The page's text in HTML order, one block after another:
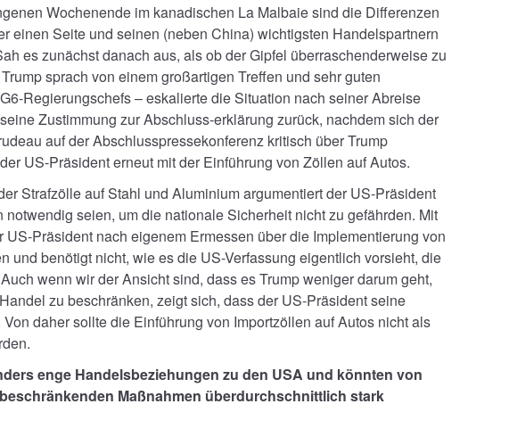
Wochenende im kanadischen La Malbaie sind die Differenzen
einen Seite und seinen (neben China) wichtigsten Handelspartnern
es zunächst danach aus, als ob der Gipfel überraschenderweise zu
sprach von einem großartigen Treffen und sehr guten
Regierungschefs – eskalierte die Situation nach seiner Abreise
Zustimmung zur Abschluss-erklärung zurück, nachdem sich der
auf der Abschlusspressekonferenz kritisch über Trump
US-Präsident erneut mit der Einführung von Zöllen auf Autos.
Strafzölle auf Stahl und Aluminium argumentiert der US-Präsident
seien, um die nationale Sicherheit nicht zu gefährden. Mit
Präsident nach eigenem Ermessen über die Implementierung von
und benötigt nicht, wie es die US-Verfassung eigentlich vorsieht, die
wenn wir der Ansicht sind, dass es Trump weniger darum geht,
zu beschränken, zeigt sich, dass der US-Präsident seine
daher sollte die Einführung von Importzöllen auf Autos nicht als
enge Handelsbeziehungen zu den USA und könnten von
Maßnahmen überdurchschnittlich stark